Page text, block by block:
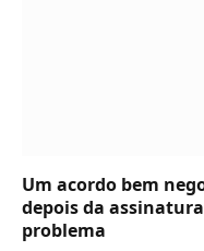
Um acordo bem
depois da
problema